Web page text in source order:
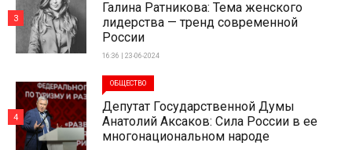
Галина Ратникова: Тема женского
лидерства — тренд современной
России
16:36 | 23-06-2024
3
ОБЩЕСТВО
Депутат Государственной Думы
Анатолий Аксаков: Сила России в ее
многонациональном народе
4